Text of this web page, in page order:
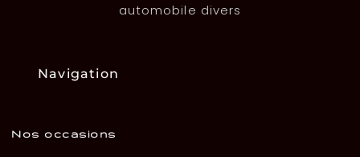
automobile divers
Navigation
Nos occasions